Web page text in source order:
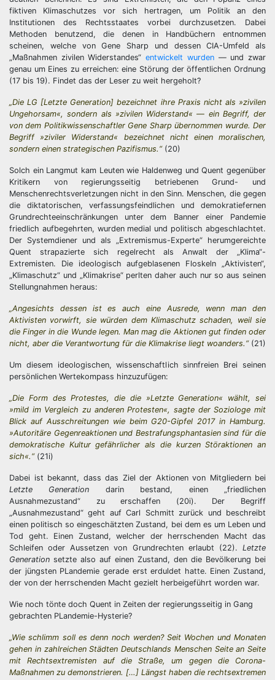
fiktiven Klimaschutzes vor sich hertragen, um Politik an den
Institutionen des Rechtsstaates vorbei durchzusetzen. Dabei
Methoden benutzend, die denen in Handbüchern entnommen
scheinen, welche von Gene Sharp und dessen CIA-Umfeld als
„Maßnahmen zivilen Widerstandes“entwickelt wurden— und zwar
genau um Eines zu erreichen: eine Störung der öffentlichen Ordnung
(17 bis 19). Findet das der Leser zu weit hergeholt?
„Die LG [Letzte Generation] bezeichnet ihre Praxis nicht als »zivilen
Ungehorsam«, sondern als »zivilen Widerstand« — ein Begriff, der
von dem Politikwissenschaftler Gene Sharp übernommen wurde. Der
Begriff »ziviler Widerstand« bezeichnet nicht einen moralischen,
sondern einen strategischen Pazifismus.“(20)
Solch ein Langmut kam Leuten wie Haldenweg und Quent gegenüber
Kritikern von regierungsseitig betriebenen Grund- und
Menschenrechtsverletzungen nicht in den Sinn. Menschen, die gegen
die diktatorischen, verfassungsfeindlichen und demokratiefernen
Grundrechteeinschränkungen unter dem Banner einer Pandemie
friedlich aufbegehrten, wurden medial und politisch abgeschlachtet.
Der Systemdiener und als „Extremismus-Experte“ herumgereichte
Quent strapazierte sich regelrecht als Anwalt der „Klima“-
Extremisten. Die ideologisch aufgeblasenen Floskeln „Aktivisten“,
„Klimaschutz“ und „Klimakrise“ perlten daher auch nur so aus seinen
Stellungnahmen heraus:
„Angesichts dessen ist es auch eine Ausrede, wenn man den
Aktivisten vorwirft, sie würden dem Klimaschutz schaden, weil sie
die Finger in die Wunde legen. Man mag die Aktionen gut finden oder
nicht, aber die Verantwortung für die Klimakrise liegt woanders.“(21)
Um diesem ideologischen, wissenschaftlich sinnfreien Brei seinen
persönlichen Wertekompass hinzuzufügen:
„Die Form des Protestes, die die »Letzte Generation« wählt, sei
»mild im Vergleich zu anderen Protesten«, sagte der Soziologe mit
Blick auf Ausschreitungen wie beim G20-Gipfel 2017 in Hamburg.
»Autoritäre Gegenreaktionen und Bestrafungsphantasien sind für die
demokratische Kultur gefährlicher als die kurzen Störaktionen an
sich«.“(21i)
Dabei ist bekannt, dass das Ziel der Aktionen von Mitgliedern bei
Letzte Generation darin bestand, einen „friedlichen
Ausnahmezustand“ zu erschaffen (20i). Der Begriff
„Ausnahmezustand“ geht auf Carl Schmitt zurück und beschreibt
einen politisch so eingeschätzten Zustand, bei dem es um Leben und
Tod geht. Einen Zustand, welcher der herrschenden Macht das
Schleifen oder Aussetzen von Grundrechten erlaubt (22). Letzte
Generation setzte also auf einen Zustand, den die Bevölkerung bei
der jüngsten PLandemie gerade erst erduldet hatte. Einen Zustand,
der von der herrschenden Macht gezielt herbeigeführt worden war.
Wie noch tönte doch Quent in Zeiten der regierungsseitig in Gang
gebrachten PLandemie-Hysterie?
„Wie schlimm soll es denn noch werden? Seit Wochen und Monaten
gehen in zahlreichen Städten Deutschlands Menschen Seite an Seite
mit Rechtsextremisten auf die Straße, um gegen die Corona-
Maßnahmen zu demonstrieren. […] Längst haben die rechtsextremen